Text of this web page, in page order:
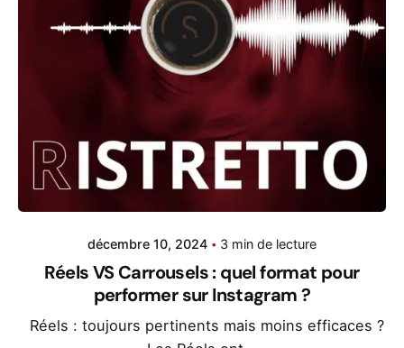
décembre 10, 2024 3 min de lecture
Réels VS Carrousels : quel format pour
performer sur Instagram ?
Réels : toujours pertinents mais moins efficaces ?